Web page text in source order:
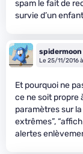
spam le fait de
survie d’un
spidermoon
Le 25/11/2016
Et pourquoi ne
ce ne soit propre
paramètres sur
extrêmes”,
alertes